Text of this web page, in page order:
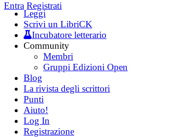
Entra Registrati
Leggi
Scrivi un LibriCK
Incubatore letterario
Community
Membri
Gruppi Edizioni Open
Blog
La rivista degli scrittori
Punti
Aiuto!
Log In
Registrazione